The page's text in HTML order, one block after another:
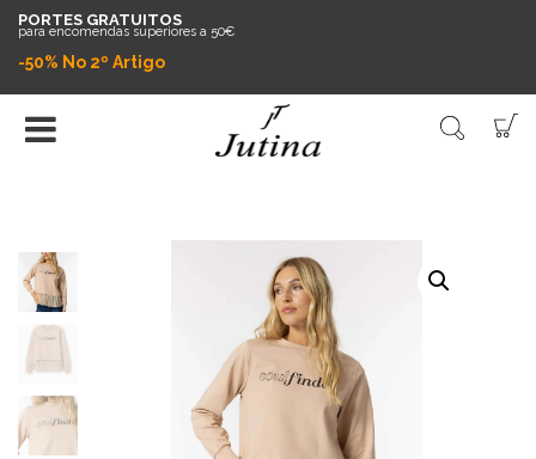
PORTES GRATUITOS
para encomendas superiores a 50€
-50% No 2º Artigo